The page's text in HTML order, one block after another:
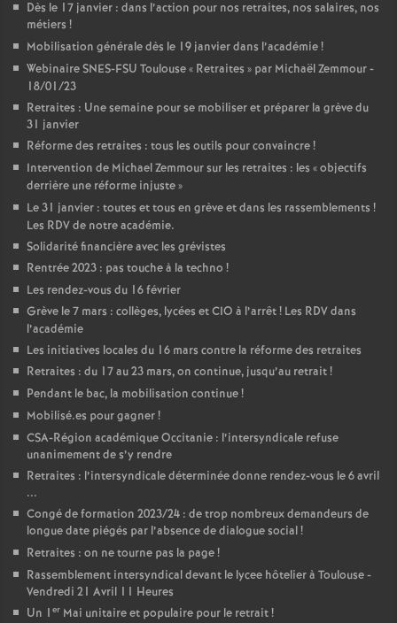
Dès le 17 janvier : dans l’action pour nos retraites, nos salaires, nos
métiers !
Mobilisation générale dès le 19 janvier dans l’académie!
Webinaire SNES-FSU Toulouse « Retraites » par Michaël Zemmour -
18/01/23
Retraites : Une semaine pour se mobiliser et préparer la grève du
31 janvier
Réforme des retraites : tous les outils pour convaincre!
Intervention de Michael Zemmour sur les retraites : les «objectifs
derrière une réforme injuste»
Le 31 janvier : toutes et tous en grève et dans les rassemblements !
Les RDV de notre académie.
Solidarité financière avec les grévistes
Rentrée 2023 : pas touche à la techno !
Les rendez-vous du 16 février
Grève le 7 mars : collèges, lycées et CIO à l’arrêt! Les RDV dans
l’académie
Les initiatives locales du 16 mars contre la réforme des retraites
Retraites : du 17 au 23 mars, on continue, jusqu’au retrait!
Pendant le bac, la mobilisation continue!
Mobilisé.es pour gagner!
CSA-Région académique Occitanie : l’intersyndicale refuse
unanimement de s’y rendre
Retraites : l’intersyndicale déterminée donne rendez-vous le 6 avril
...
Congé de formation 2023/24 : de trop nombreux demandeurs de
longue date piégés par l’absence de dialogue social!
Retraites : on ne tourne pas la page!
Rassemblement intersyndical devant le lycee hôtelier à Toulouse -
Vendredi 21 Avril 11 Heures
Un 1 er Mai unitaire et populaire pour le retrait!